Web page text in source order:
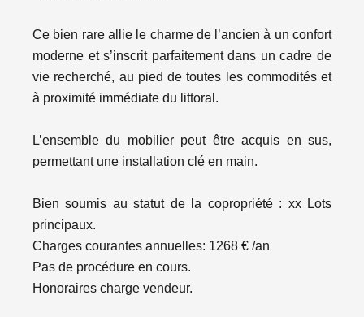
Ce bien rare allie le charme de l’ancien à un confort
moderne et s’inscrit parfaitement dans un cadre de
vie recherché, au pied de toutes les commodités et
à proximité immédiate du littoral.
L’ensemble du mobilier peut être acquis en sus,
permettant une installation clé en main.
Bien soumis au statut de la copropriété : xx Lots
principaux.
Charges courantes annuelles: 1268 € /an
Pas de procédure en cours.
Honoraires charge vendeur.